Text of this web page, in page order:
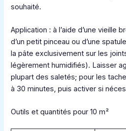
souhaité.
Application : à l’aide d’une vieille
d’un petit pinceau ou d’une
la pâte exclusivement sur les
légèrement humidifiés). Laisser
plupart des saletés; pour les
à 30 minutes, puis activer si
Outils et quantités pour 10 m²